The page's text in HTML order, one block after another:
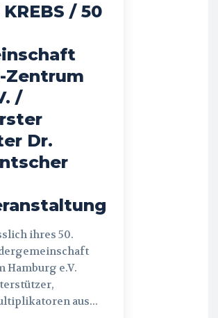
/ 50
Zentrum
/
Dr.
Hamburg e.V.
aus...